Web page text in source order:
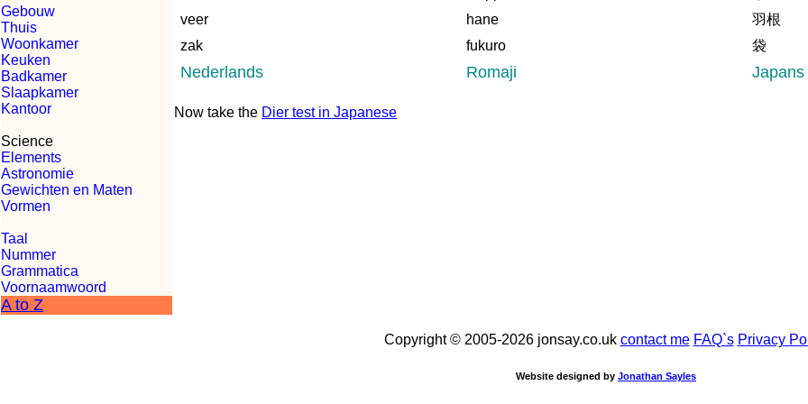
Gebouw
Thuis
Woonkamer
Keuken
Badkamer
Slaapkamer
Kantoor
Science
Elements
Astronomie
Gewichten en Maten
Vormen
Taal
Nummer
Grammatica
Voornaamwoord
A to Z
veer
hane
羽根
zak
fukuro 袋
Nederlands Romaji Japans
Now take the Dier test in Japanese
Copyright © 2005-2026 jonsay.co.uk contact me FAQ`s Privacy
Website designed by Jonathan Sayles